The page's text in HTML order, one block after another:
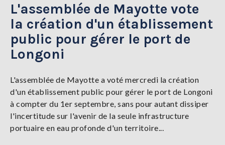
TENDANCES
SERVICES
LA
GAZETTE
Se
S'abonner
L'assemblée de Mayotte vote
la création d'un établissement
public pour gérer le port de
Longoni
L'assemblée de Mayotte a voté mercredi la création
d'un établissement public pour gérer le port de Longoni
à compter du 1er septembre, sans pour autant dissiper
l'incertitude sur l'avenir de la seule infrastructure
portuaire en eau profonde d'un territoire...